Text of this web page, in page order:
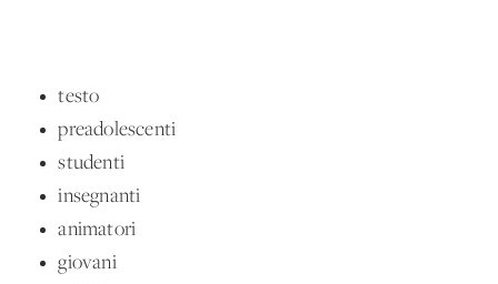
testo
preadolescenti
studenti
insegnanti
animatori
giovani